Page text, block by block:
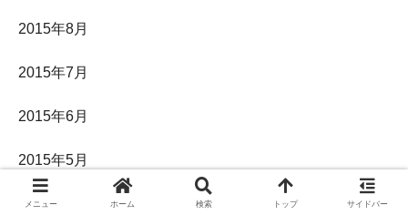
2015年8月
2015年7月
2015年6月
2015年5月
2015年4月
メニュー ホーム 検索 トップ サイドバー